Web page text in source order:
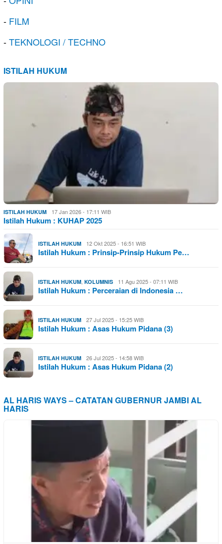
- FILM
-TEKNOLOGI / TECHNO
ISTILAH HUKUM
ISTILAH HUKUM 17 Jan 2026 - 17:11 WIB
Istilah Hukum : KUHAP 2025
ISTILAH HUKUM 12 Okt 2025 - 16:51 WIB
Istilah Hukum : Prinsip-Prinsip Hukum Pe…
ISTILAH HUKUM KOLUMNIS 11 Agu 2025 - 07:11 WIB
Istilah Hukum : Perceraian di Indonesia …
ISTILAH HUKUM 27 Jul 2025 - 15:25 WIB
Istilah Hukum : Asas Hukum Pidana (3)
ISTILAH HUKUM 26 Jul 2025 - 14:58 WIB
Istilah Hukum : Asas Hukum Pidana (2)
AL HARIS WAYS – CATATAN GUBERNUR JAMBI AL
HARIS